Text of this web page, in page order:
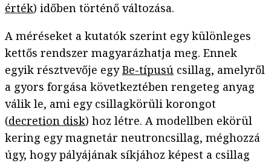
érték) időben történő változása.
A méréseket a kutatók szerint egy különleges
kettős rendszer magyarázhatja meg. Ennek
egyik résztvevője egyBe-típusú csillag, amelyről
a gyors forgása következtében rengeteg anyag
válik le, ami egy csillagkörüli korongot
(decretion disk) hoz létre. A modellben ekörül
kering egy magnetár neutroncsillag, méghozzá
úgy, hogy pályájának síkjához képest a csillag